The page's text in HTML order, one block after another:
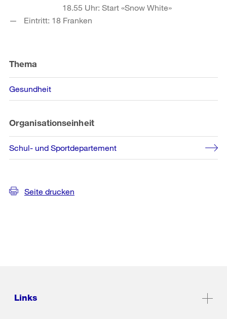
18.55 Uhr: Start «Snow White»
Eintritt: 18 Franken
Informationen
Thema
Gesundheit
Organisationseinheit
Schul- und Sportdepartement
Seite drucken
Links